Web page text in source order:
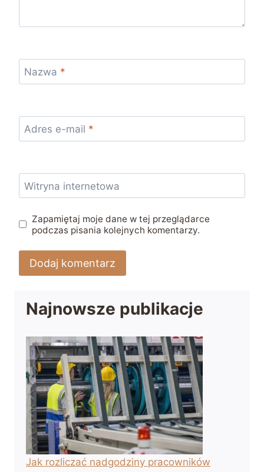
Nazwa *
Adres e-mail *
Witryna internetowa
Zapamiętaj moje dane w tej przeglądarce
podczas pisania kolejnych komentarzy.
Najnowsze publikacje
Jak rozliczać nadgodziny pracowników